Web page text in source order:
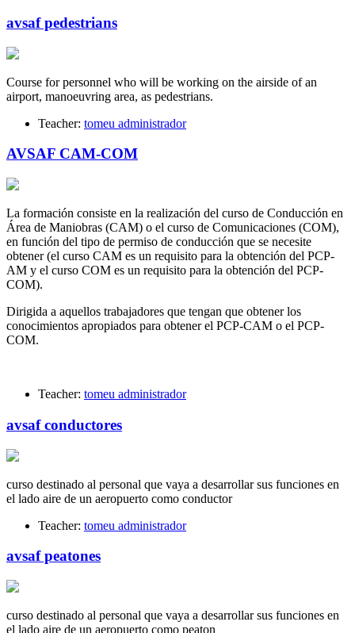
avsaf pedestrians
Course for personnel who will be working on the airside of an
airport, manoeuvring area, as pedestrians.
Teacher: tomeu administrador
AVSAF CAM-COM
La formación consiste en la realización del curso de Conducción en
Área de Maniobras (CAM) o el curso de Comunicaciones (COM),
en función del tipo de permiso de conducción que se necesite
obtener (el curso CAM es un requisito para la obtención del PCP-
AM y el curso COM es un requisito para la obtención del PCP-
COM).
Dirigida a aquellos trabajadores que tengan que obtener los
conocimientos apropiados para obtener el PCP-CAM o el PCP-
COM.
Teacher: tomeu administrador
avsaf conductores
curso destinado al personal que vaya a desarrollar sus funciones en
el lado aire de un aeropuerto como conductor
Teacher: tomeu administrador
avsaf peatones
curso destinado al personal que vaya a desarrollar sus funciones en
el lado aire de un aeropuerto como peaton